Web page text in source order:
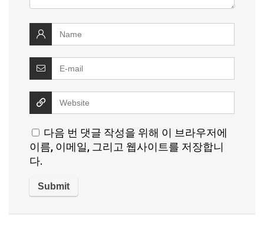
다음 번 댓글 작성을 위해 이 브라우저에
이름, 이메일, 그리고 웹사이트를 저장합니
다.